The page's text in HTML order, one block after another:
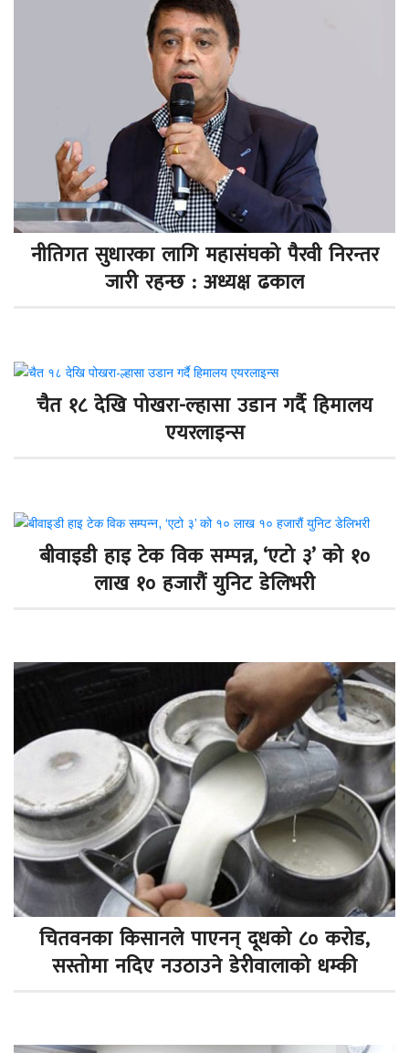
नीतिगत सुधारका लागि महासंघको पैरवी निरन्तर
जारी रहन्छ : अध्यक्ष ढकाल
चैत १८ देखि पोखरा-ल्हासा उडान गर्दै हिमालय
एयरलाइन्स
बीवाइडी हाइ टेक विक सम्पन्न, ‘एटो ३’ को १०
लाख १० हजारौं युनिट डेलिभरी
चितवनका किसानले पाएनन् दूधको ८० करोड,
सस्तोमा नदिए नउठाउने डेरीवालाको धम्की